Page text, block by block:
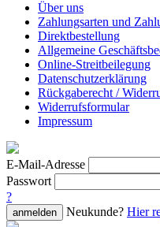
Über uns
Zahlungsarten und
Direktbestellung
Allgemeine
Online-Streitbeilegung
Datenschutzerklärung
Rückgaberecht /
Widerrufsformular
Impressum
E-Mail-Adresse
Passwort
?
anmelden Neukunde? Hier